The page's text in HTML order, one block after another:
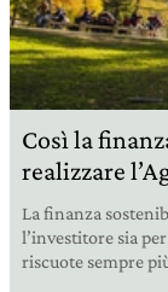
Così la
realizzare
La finanza
l’investitore sia
riscuote sempre